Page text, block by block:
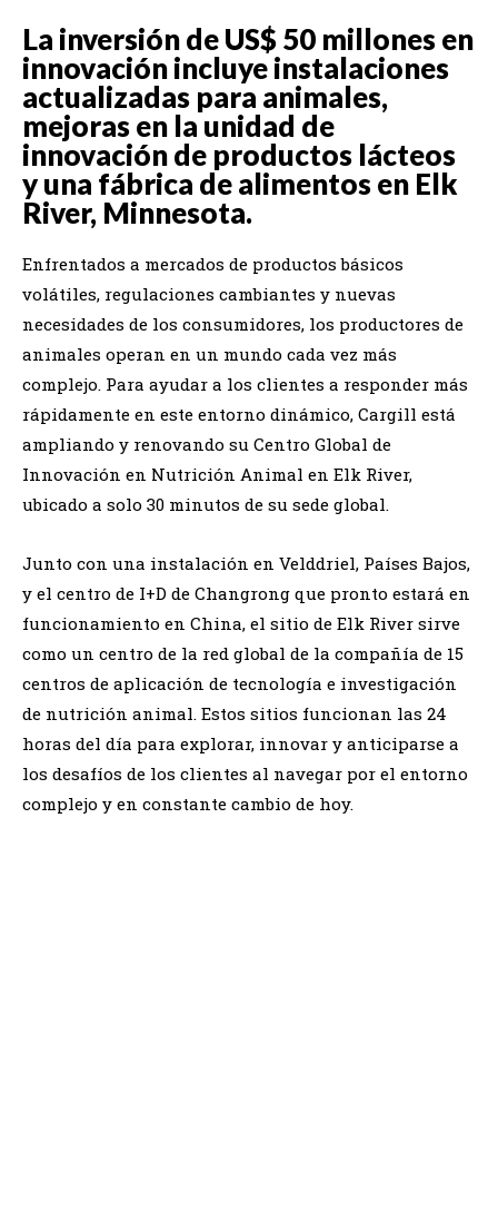
La inversión de US$ 50 millones en
innovación incluye instalaciones
actualizadas para animales,
mejoras en la unidad de
innovación de productos lácteos
y una fábrica de alimentos en Elk
River, Minnesota.
Enfrentados a mercados de productos básicos
volátiles, regulaciones cambiantes y nuevas
necesidades de los consumidores, los productores de
animales operan en un mundo cada vez más
complejo. Para ayudar a los clientes a responder más
rápidamente en este entorno dinámico, Cargill está
ampliando y renovando su Centro Global de
Innovación en Nutrición Animal en Elk River,
ubicado a solo 30 minutos de su sede global.
Junto con una instalación en Velddriel, Países Bajos,
y el centro de I+D de Changrong que pronto estará en
funcionamiento en China, el sitio de Elk River sirve
como un centro de la red global de la compañía de 15
centros de aplicación de tecnología e investigación
de nutrición animal. Estos sitios funcionan las 24
horas del día para explorar, innovar y anticiparse a
los desafíos de los clientes al navegar por el entorno
complejo y en constante cambio de hoy.